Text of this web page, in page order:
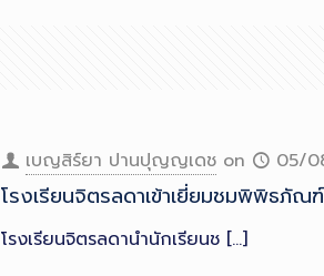
เบญสิร์ยา ปานปุญญเดช on 05/
โรงเรียนจิตรลดาเข้าเยี่ยมชมพิพิธภัณ
โรงเรียนจิตรลดานำนักเรียนช […]